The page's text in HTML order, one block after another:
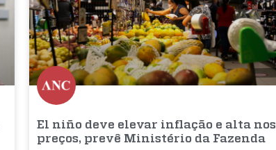
El niño deve elevar inflação e alta nos
preços, prevê Ministério da Fazenda